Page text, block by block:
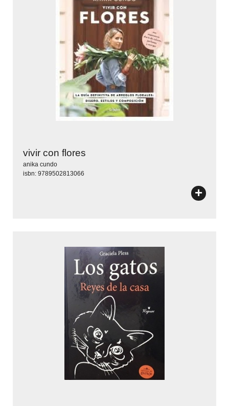
vivir con flores
anika cundo
isbn: 9789502813066
+